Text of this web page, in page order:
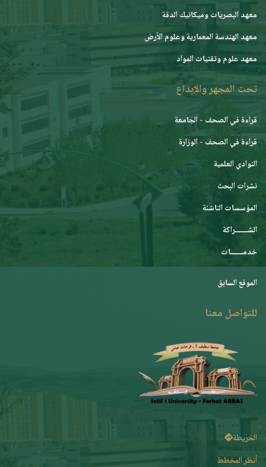
معهد البصريات وميكانيك الدقة
معهد الهندسة المعمارية وعلوم الأرض
معهد علوم وتقنيات المواد
تحت المجهر والإبداع
قراءة في الصحف - الجامعة
قراءة في الصحف - الوزارة
النوادي العلمية
نشرات البحث
المؤسسات الناشئة
الشـــــــراكة
خدمـــــــات
الموقع السابق
للتواصل معنا
الخريطة
أنظر المخطط